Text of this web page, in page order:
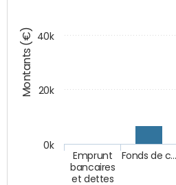
Montants (€)
Emprunt
bancaires
et dettes
Fonds de c…
0k
20k
40k